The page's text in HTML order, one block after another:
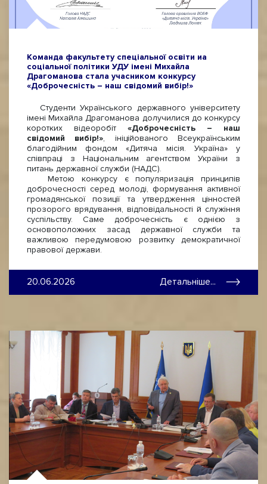
Команда факультету спеціальної освіти иа
соціальної політики УДУ імені Михайла
Драгоманова стала учасником конкурсу
«Доброчесність – наш свідомий вибір!»
Студенти Українського державного університету
імені Михайла Драгоманова долучилися до конкурсу
коротких відеоробіт «Доброчесність – наш
свідомий вибір!», ініційованого Всеукраїнським
благодійним фондом «Дитяча місія. Україна» у
співпраці з Національним агентством України з
питань державної служби (НАДС).
Метою конкурсу є популяризація принципів
доброчесності серед молоді, формування активної
громадянської позиції та утвердження цінностей
прозорого врядування, відповідальності й служіння
суспільству. Саме доброчесність є однією з
основоположних засад державної служби та
важливою передумовою розвитку демократичної
правової держави.
20.06.2026 Детальніше...